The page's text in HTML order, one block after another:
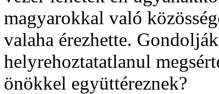
magyarokkal való
valaha érezhette.
helyrehoztatatlanul
önökkel együttéreznek?